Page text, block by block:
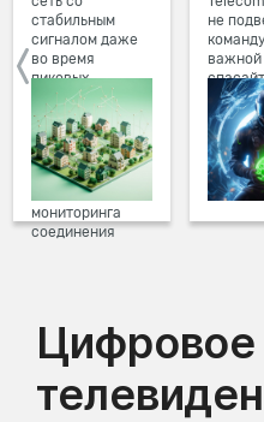
стабильным
сигналом даже
во время
пиковых
нагрузок в
вечернее время.
Мы постоянно
обновляем наше
оборудование в
домах, а система
мониторинга
соединения
не
важной
Цифровое